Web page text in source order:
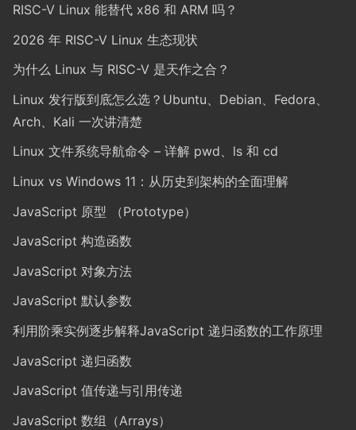
RISC-V Linux 能替代 x86 和 ARM 吗？
2026 年 RISC-V Linux 生态现状
为什么 Linux 与 RISC-V 是天作之合？
Linux 发行版到底怎么选？Ubuntu、Debian、Fedora、
Arch、Kali 一次讲清楚
Linux 文件系统导航命令 – 详解 pwd、ls 和 cd
Linux vs Windows 11：从历史到架构的全面理解
JavaScript 原型 （Prototype）
JavaScript 构造函数
JavaScript 对象方法
JavaScript 默认参数
利用阶乘实例逐步解释JavaScript 递归函数的工作原理
JavaScript 递归函数
JavaScript 值传递与引用传递
JavaScript 数组（Arrays）